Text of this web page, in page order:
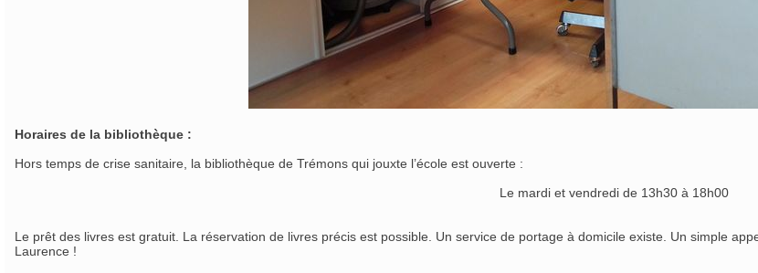
Horaires de la bibliothèque :
Hors temps de crise sanitaire, la bibliothèque de Trémons qui jouxte l’école est ouverte :
Le mardi et vendredi de 13h30 à 18h00
Le prêt des livres est gratuit. La réservation de livres précis est possible. Un service de portage à domicile existe. Un simple
Laurence !